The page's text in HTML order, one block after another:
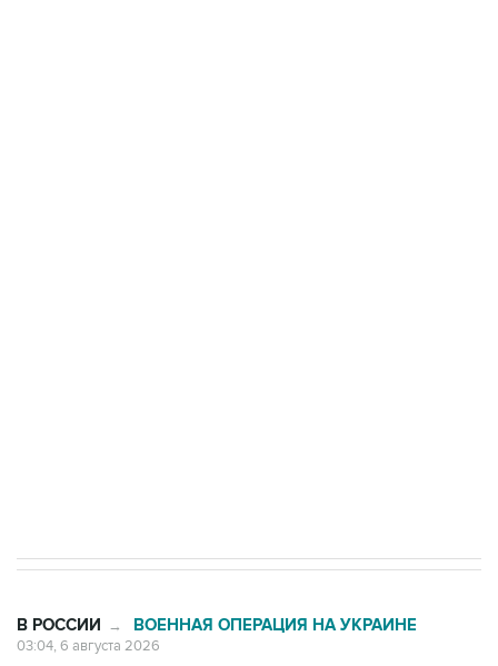
В РОССИИ → ВОЕННАЯ ОПЕРАЦИЯ НА УКРАИНЕ
03:04, 6 августа 2026